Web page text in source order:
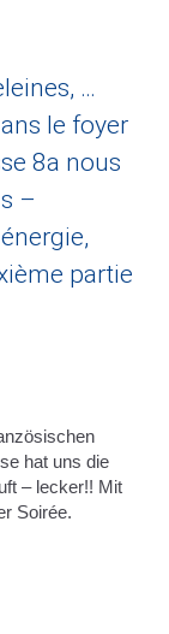
…
le foyer
8a nous
–
partie
hat uns die
– lecker!! Mit
Soirée.